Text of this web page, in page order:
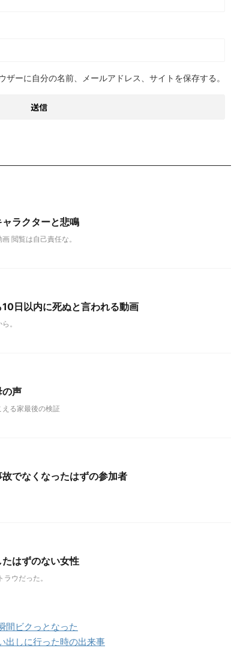
ーに自分の名前、メールアドレス、サイトを保存する。
ャラクターと悲鳴
閲覧は自己責任な。
10日以内に死ぬと言われる動画
。
の声
る家最後の検証
故でなくなったはずの参加者
たはずのない女性
ウだった。
間ビクっとなった
出しに行った時の出来事